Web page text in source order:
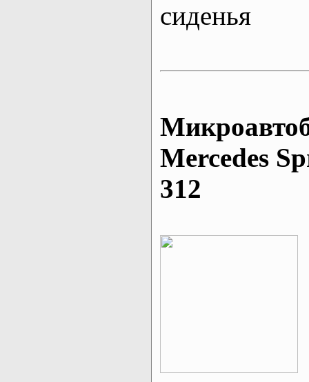
сиденья
Mеrcedes
312